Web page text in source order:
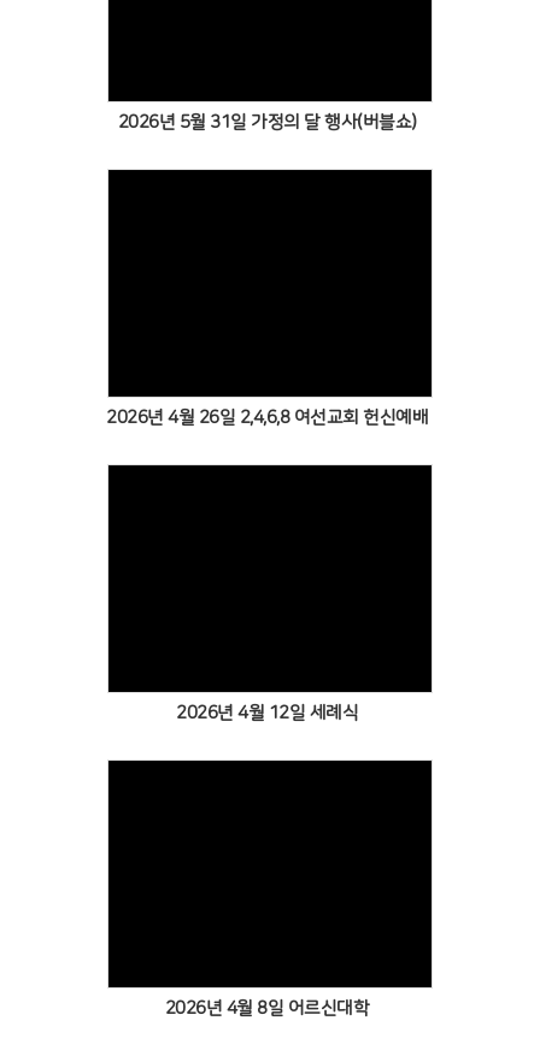
2026년 5월 31일 가정의 달 행사(버블쇼)
2026년 4월 26일 2,4,6,8 여선교회 헌신예배
2026년 4월 12일 세례식
2026년 4월 8일 어르신대학